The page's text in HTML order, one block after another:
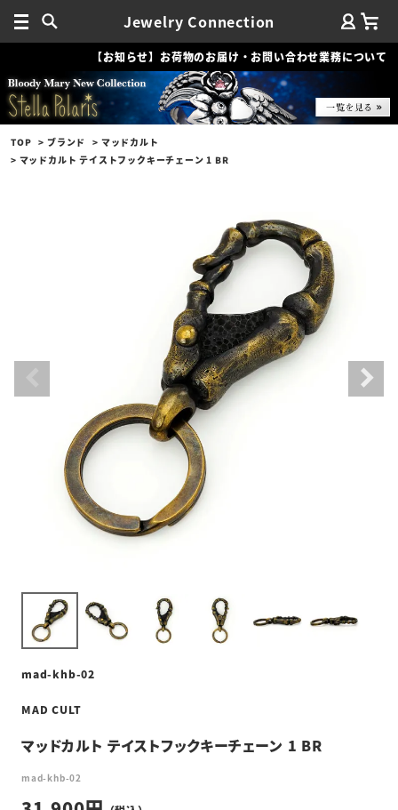
Jewelry Connection
【お知らせ】お荷物のお届け・お問い合わせ業務について
TOP ブランド
マッドカルト
マッドカルト テイストフックキーチェーン 1 BR
mad-khb-02
MAD CULT
マッドカルト テイストフックキーチェーン 1 BR
mad-khb-02